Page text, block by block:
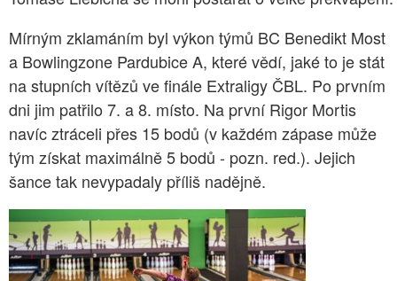
Mírným zklamáním byl výkon týmů BC Benedikt Most
a Bowlingzone Pardubice A, které vědí, jaké to je stát
na stupních vítězů ve finále Extraligy ČBL. Po prvním
dni jim patřilo 7. a 8. místo. Na první Rigor Mortis
navíc ztráceli přes 15 bodů (v každém zápase může
tým získat maximálně 5 bodů - pozn. red.). Jejich
šance tak nevypadaly příliš nadějně.